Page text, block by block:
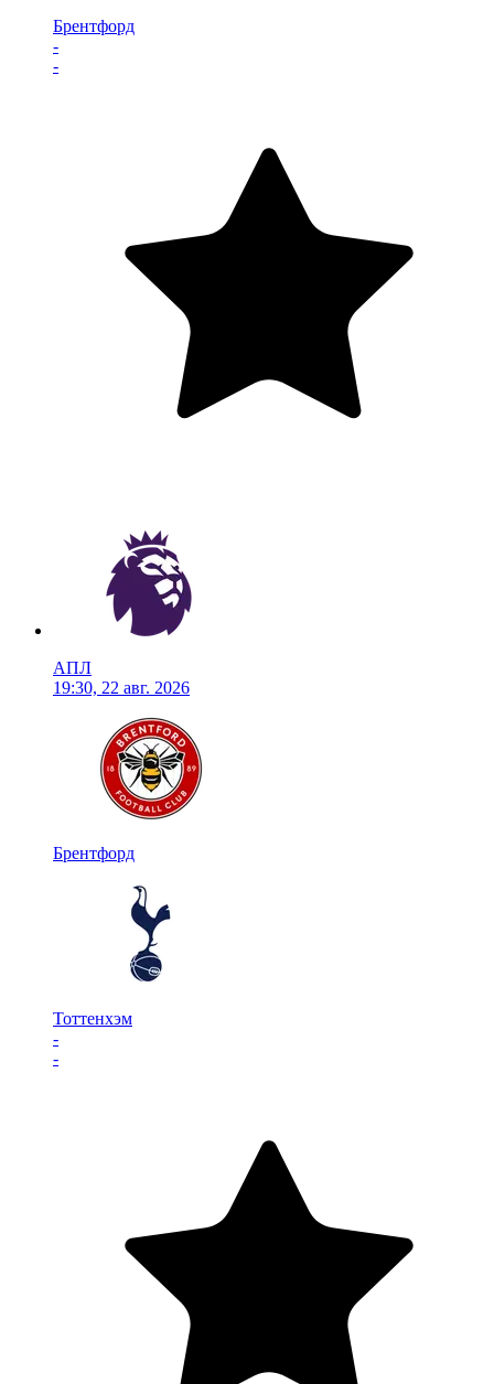
Брентфорд
-
-
АПЛ
19:30, 22 авг. 2026
Брентфорд
Тоттенхэм
-
-